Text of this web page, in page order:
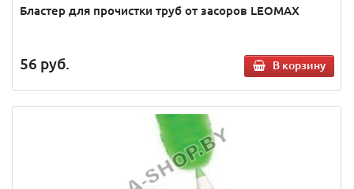
Бластер для прочистки труб от засоров LEOMAX
56 руб. В корзину